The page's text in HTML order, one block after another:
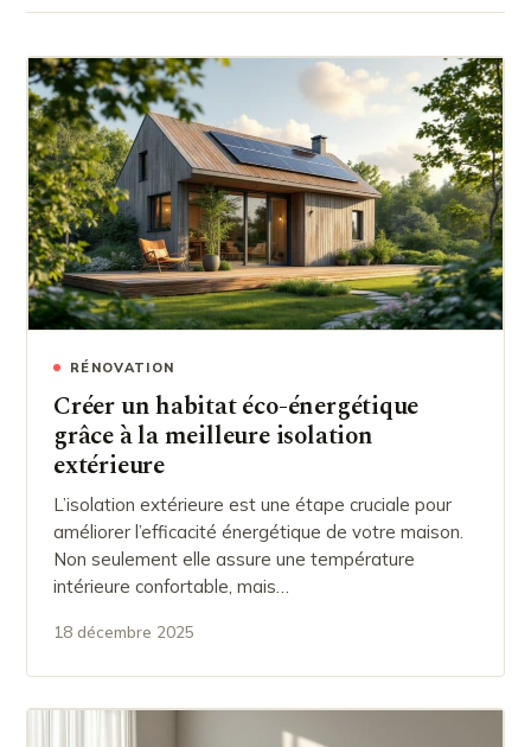
RÉNOVATION
Créer un habitat éco-énergétique
grâce à la meilleure isolation
extérieure
L’isolation extérieure est une étape cruciale pour
améliorer l’efficacité énergétique de votre maison.
Non seulement elle assure une température
intérieure confortable, mais…
18 décembre 2025